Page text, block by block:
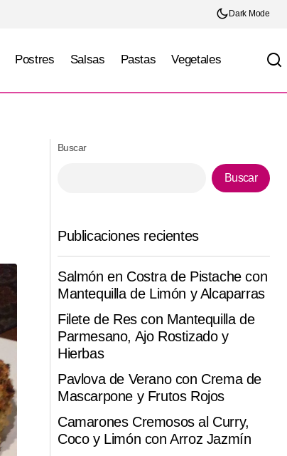
Dark Mode
Postres Salsas Pastas Vegetales
Buscar
Buscar
Publicaciones recientes
Salmón en Costra de Pistache con
Mantequilla de Limón y Alcaparras
Filete de Res con Mantequilla de
Parmesano, Ajo Rostizado y
Hierbas
Pavlova de Verano con Crema de
Mascarpone y Frutos Rojos
Camarones Cremosos al Curry,
Coco y Limón con Arroz Jazmín